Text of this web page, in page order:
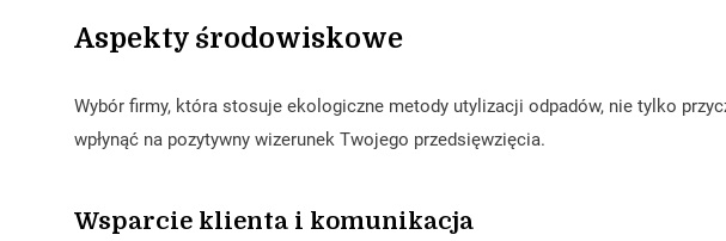
Aspekty środowiskowe
Wybór firmy, która stosuje ekologiczne metody utylizacji odpadów, nie tylko
wpłynąć na pozytywny wizerunek Twojego przedsięwzięcia.
Wsparcie klienta i komunikacja